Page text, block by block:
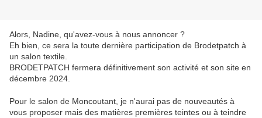
Alors, Nadine, qu'avez-vous à nous annoncer ?
Eh bien, ce sera la toute dernière participation de Brodetpatch à
un salon textile.
BRODETPATCH fermera définitivement son activité et son site en
décembre 2024.
Pour le salon de Moncoutant, je n'aurai pas de nouveautés à
vous proposer mais des matières premières teintes ou à teindre